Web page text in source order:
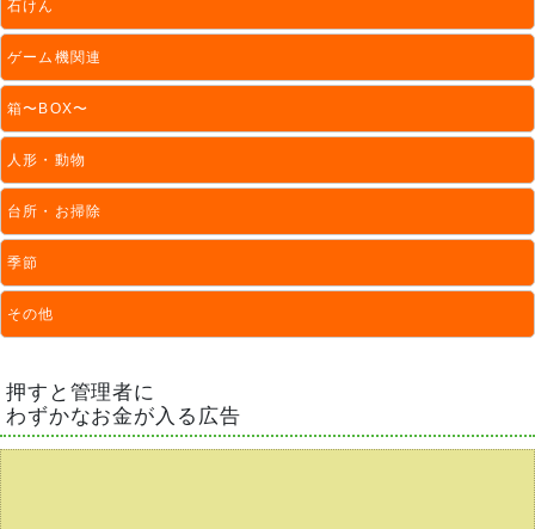
石けん
ゲーム機関連
箱〜BOX〜
人形・動物
台所・お掃除
季節
その他
押すと管理者に
わずかなお金が入る広告